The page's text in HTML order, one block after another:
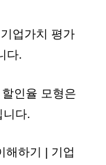
업가치 평가
다.
인율 모형은
니다.
해하기 | 기업